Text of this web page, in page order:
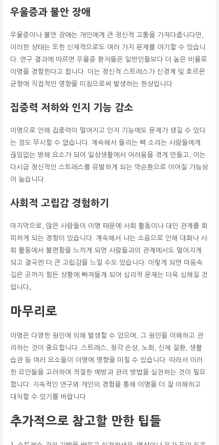
우울증과 불안 장애
우울증이나 불안 장애는 개인에게 큰 정신적 고통을 가져다줍니다만,
이러한 상태는 또한 신체적으로도 여러 가지 문제를 야기할 수 있습니
다. 연구 결과에 따르면 우울증 환자들은 일반인들보다 더 높은 비율로
이명을 경험한다고 합니다. 이는 정신적 스트레스가 신경계 및 호르몬
균형에 직접적인 영향을 미침으로써 발생하는 현상입니다.
집중력 저하와 인지 기능 감소
이명으로 인해 집중력이 떨어지고 인지 기능에도 문제가 생길 수 있다
는 점도 무시할 수 없습니다. 계속해서 들리는 삐 소리는 사람들에게
끊임없는 방해 요소가 되어 일상생활에서 어려움을 겪게 만들고, 이는
다시금 정신적인 스트레스를 유발하게 되는 악순환으로 이어질 가능성
이 높습니다.
사회적 고립감 경험하기
마지막으로, 많은 사람들이 이명 때문에 사회 활동이나 대인 관계를 회
피하게 되는 경향이 있습니다. 계속해서 나는 소음으로 인해 대화나 사
회 활동에서 불편함을 느끼게 되면 사람들과의 관계에서도 멀어지게
되고 결국엔 더 큰 고립감을 느낄 수도 있습니다. 이렇게 되면 마음속
깊은 곳까지 힘든 상황에 빠져들게 되어 심리적 문제는 더욱 심해질 것
입니다。
마무리로
이명은 다양한 원인에 의해 발생할 수 있으며, 그 원인을 이해하고 관
리하는 것이 중요합니다. 스트레스, 청각 손상, 노화, 신체 질환, 생활
습관 등 여러 요소들이 이명에 영향을 미칠 수 있습니다. 따라서 이러
한 요인들을 고려하여 적절한 예방과 관리 방법을 실천하는 것이 필요
합니다. 지속적인 연구와 개인의 경험을 통해 이명을 더 잘 이해하고
대처할 수 있기를 바랍니다.
추가적으로 참고할 만한 팁들